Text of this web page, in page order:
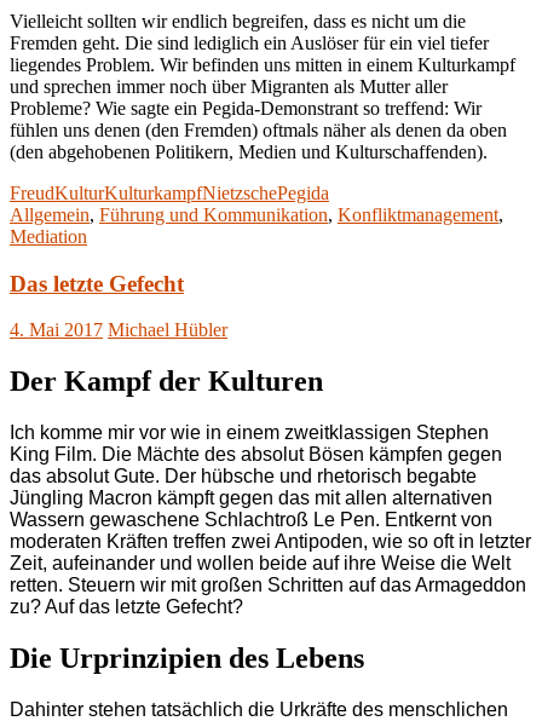
Vielleicht sollten wir endlich begreifen, dass es nicht um die
Fremden geht. Die sind lediglich ein Auslöser für ein viel tiefer
liegendes Problem. Wir befinden uns mitten in einem Kulturkampf
und sprechen immer noch über Migranten als Mutter aller
Probleme? Wie sagte ein Pegida-Demonstrant so treffend: Wir
fühlen uns denen (den Fremden) oftmals näher als denen da oben
(den abgehobenen Politikern, Medien und Kulturschaffenden).
FreudKulturKulturkampfNietzschePegida
Allgemein, Führung und Kommunikation, Konfliktmanagement,
Mediation
Das letzte Gefecht
4. Mai 2017 Michael Hübler
Der Kampf der Kulturen
Ich komme mir vor wie in einem zweitklassigen Stephen
King Film. Die Mächte des absolut Bösen kämpfen gegen
das absolut Gute. Der hübsche und rhetorisch begabte
Jüngling Macron kämpft gegen das mit allen alternativen
Wassern gewaschene Schlachtroß Le Pen. Entkernt von
moderaten Kräften treffen zwei Antipoden, wie so oft in letzter
Zeit, aufeinander und wollen beide auf ihre Weise die Welt
retten. Steuern wir mit großen Schritten auf das Armageddon
zu? Auf das letzte Gefecht?
Die Urprinzipien des Lebens
Dahinter stehen tatsächlich die Urkräfte des menschlichen